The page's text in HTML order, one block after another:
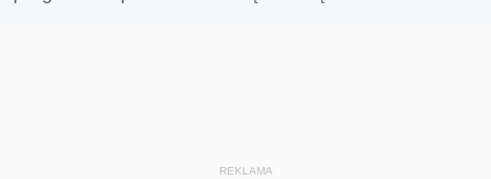
REKLAMA